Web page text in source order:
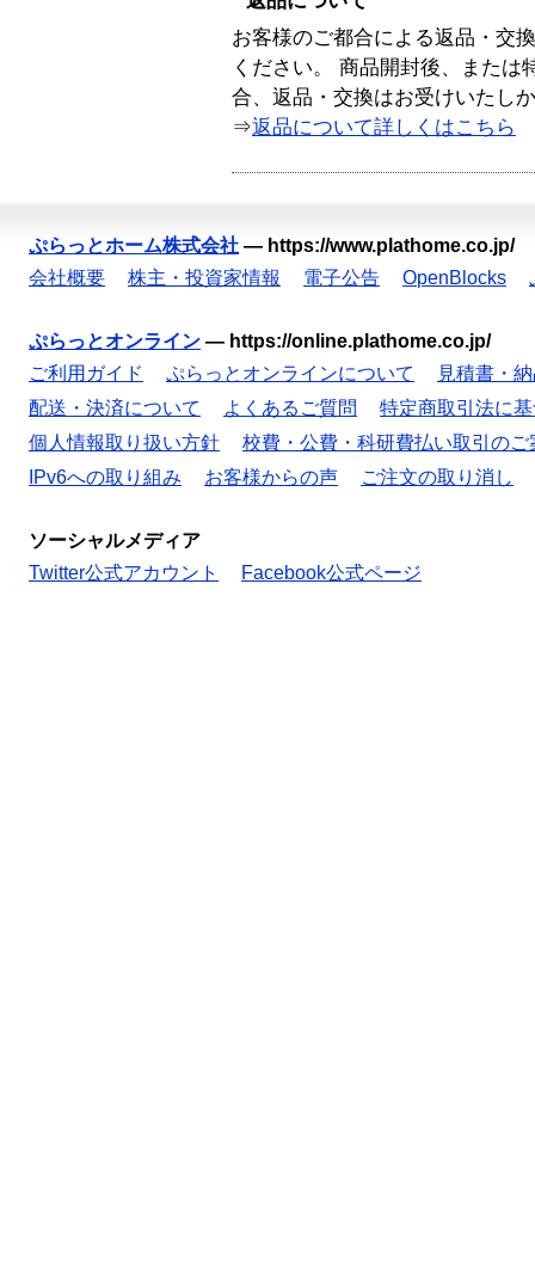
お客様のご都合による返品・交
ください。 商品開封後、または
合、返品・交換はお受けいたし
⇒返品について詳しくはこちら
ぷらっとホーム株式会社 — https://www.plathome.co.jp/
会社概要
株主・投資家情報 電子公告 OpenBlocks
ぷらっとオンライン — https://online.plathome.co.jp/
ご利用ガイド
ぷらっとオンラインについて
見積書・
配送・決済について
よくあるご質問
特定商取引法に
個人情報取り扱い方針
校費・公費・科研費払い取引のご
IPv6への取り組み
お客様からの声 ご注文の取り消し
ソーシャルメディア
Twitter公式アカウント
Facebook公式ページ